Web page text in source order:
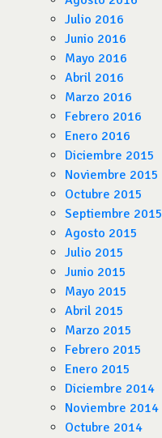
Julio 2016
Junio 2016
Mayo 2016
Abril 2016
Marzo 2016
Febrero 2016
Enero 2016
Diciembre 2015
Noviembre 2015
Octubre 2015
Septiembre 2015
Agosto 2015
Julio 2015
Junio 2015
Mayo 2015
Abril 2015
Marzo 2015
Febrero 2015
Enero 2015
Diciembre 2014
Noviembre 2014
Octubre 2014